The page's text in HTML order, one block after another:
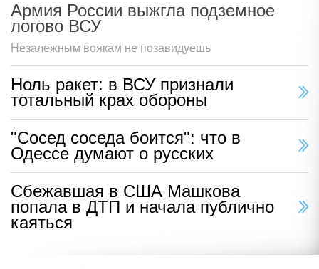
Армия России выжгла подземное
логово ВСУ
Незалежным воякам не позавидуешь
Ноль ракет: в ВСУ признали
тотальный крах обороны
"Сосед соседа боится": что в
Одессе думают о русских
Сбежавшая в США Машкова
попала в ДТП и начала публично
каяться